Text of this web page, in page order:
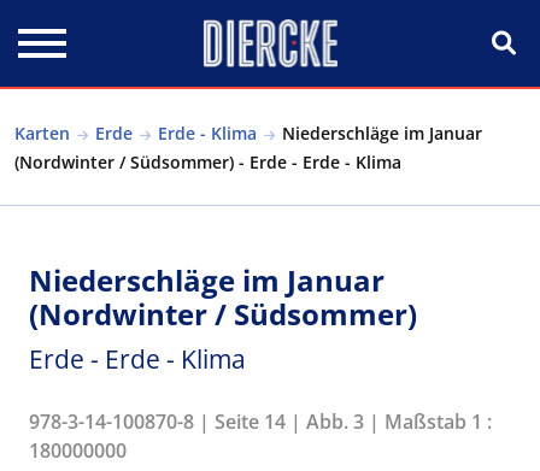
Karten Erde Erde - Klima
Niederschläge im Januar
(Nordwinter / Südsommer) - Erde - Erde - Klima
Niederschläge im Januar
(Nordwinter / Südsommer)
Erde - Erde - Klima
978-3-14-100870-8 | Seite 14 | Abb. 3 | Maßstab 1 :
180000000